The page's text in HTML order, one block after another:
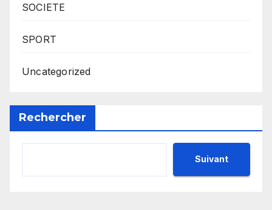
SOCIETE
SPORT
Uncategorized
Rechercher
Suivant